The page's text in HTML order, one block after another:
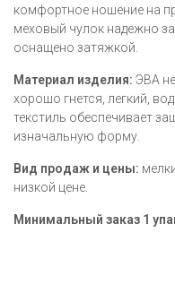
комфортное ношение на
меховый чулок надежно
оснащено затяжкой.
Материал изделия: ЭВА
хорошо гнется, легкий,
текстиль обеспечивает
изначальную форму.
Вид продаж и цены:
низкой цене.
Минимальный заказ 1